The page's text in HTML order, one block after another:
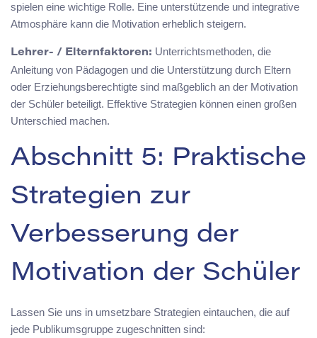
spielen eine wichtige Rolle. Eine unterstützende und integrative
Atmosphäre kann die Motivation erheblich steigern.
Lehrer- / Elternfaktoren: Unterrichtsmethoden, die
Anleitung von Pädagogen und die Unterstützung durch Eltern
oder Erziehungsberechtigte sind maßgeblich an der Motivation
der Schüler beteiligt. Effektive Strategien können einen großen
Unterschied machen.
Abschnitt 5: Praktische
Strategien zur
Verbesserung der
Motivation der Schüler
Lassen Sie uns in umsetzbare Strategien eintauchen, die auf
jede Publikumsgruppe zugeschnitten sind: